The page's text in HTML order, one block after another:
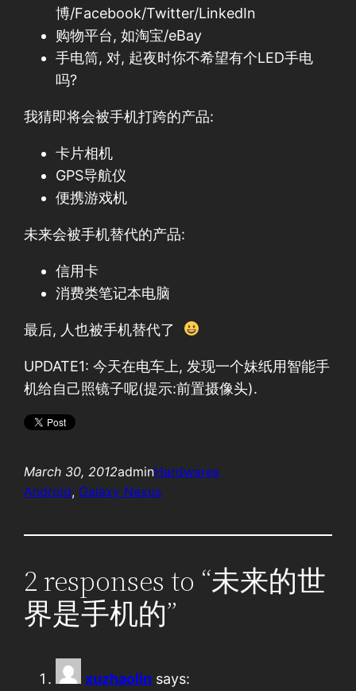
博/Facebook/Twitter/LinkedIn
购物平台, 如淘宝/eBay
手电筒, 对, 起夜时你不希望有个LED手电
吗?
我猜即将会被手机打跨的产品:
卡片相机
GPS导航仪
便携游戏机
未来会被手机替代的产品:
信用卡
消费类笔记本电脑
最后, 人也被手机替代了
UPDATE1: 今天在电车上, 发现一个妹纸用智能手
机给自己照镜子呢(提示:前置摄像头).
March 30, 2012adminHardwares
Android, Galaxy Nexus
2 responses to “未来的世
界是手机的”
xuzhaolin says: